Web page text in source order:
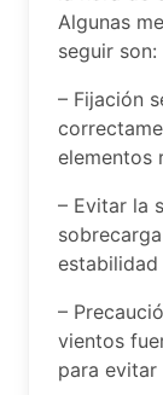
Algunas
seguir son:
– Fijación
elementos
– Evitar la
estabilidad
–
vientos
para